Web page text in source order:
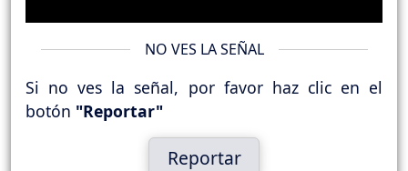
NO VES LA SEÑAL
Si no ves la señal, por favor haz clic en el
botón "Reportar"
Reportar